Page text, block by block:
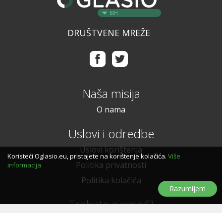
BIH
DRUŠTVENE MREŽE
Naša misija
O nama
Uslovi i odredbe
Uslovi korištenja
Politika privatnosti
Politika kolačića
Trebate pomoć?
Koristeći Oglasio.eu, pristajete na korištenje kolačića. Više
informacija
Razumijem